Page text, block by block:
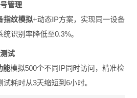
管理
指纹模拟+动态IP方案，实现同一设备
识别率降低至0.3%。
试
能模拟500个不同IP同时访问，精准检
耗时从3天缩短到6小时。